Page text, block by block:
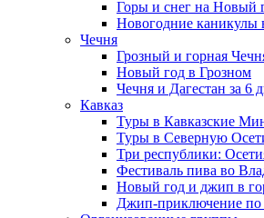
Горы и снег на Новый
Новогодние каникулы
Чечня
Грозный и горная
Новый год в Грозном
Чечня и Дагестан за 6
Кавказ
Туры в Кавказские
Туры в Северную
Три республики:
Фестиваль пива во
Новый год и джип в
Джип-приключение по